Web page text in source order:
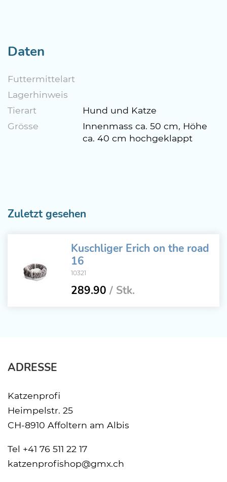
Daten
Futtermittelart
Lagerhinweis
Tierart
Hund und Katze
Grösse
Innenmass ca. 50 cm, Höhe
ca. 40 cm hochgeklappt
Zuletzt gesehen
Kuschliger Erich on the road
16
10321
289.90 / Stk.
ADRESSE
Katzenprofi
Heimpelstr. 25
CH-8910 Affoltern am Albis
Tel +41 76 511 22 17
katzenprofishop@gmx.ch